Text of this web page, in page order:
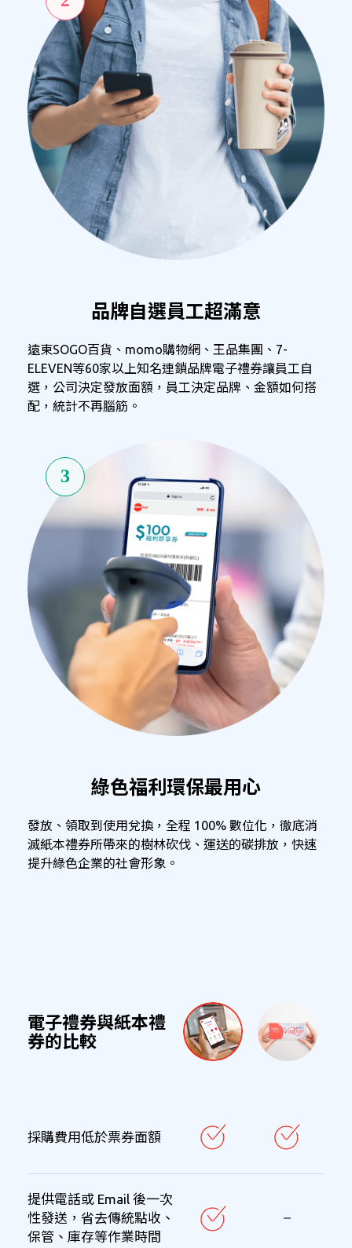
品牌自選員工超滿意
遠東SOGO百貨、momo購物網、王品集團、7-
ELEVEN等60家以上知名連鎖品牌電子禮券讓員工自
選，公司決定發放面額，員工決定品牌、金額如何搭
配，統計不再腦筋。
3
綠色福利環保最用心
發放、領取到使用兌換，全程 100% 數位化，徹底消
滅紙本禮券所帶來的樹林砍伐、運送的碳排放，快速
提升綠色企業的社會形象。
電子禮券與紙本禮
券的比較
採購費用低於票券面額
提供電話或 Email 後一次
性發送，省去傳統點收、
保管、庫存等作業時間